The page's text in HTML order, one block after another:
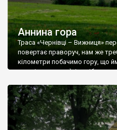
Аннина гора
Траса «Чернівці – Вижниця»
повертає праворуч, нам же
кілометри побачимо гору, що
над рівнем моря), із срібними